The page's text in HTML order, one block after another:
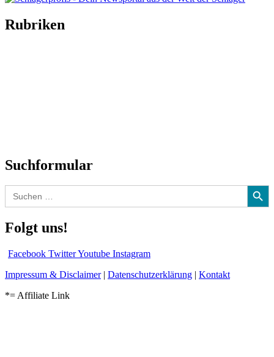
Rubriken
Suchformular
Search
for:
Search Button
Folgt uns!
Facebook TwitterYoutube Instagram
Impressum & Disclaimer| Datenschutzerklärung | Kontakt
*= Affiliate Link